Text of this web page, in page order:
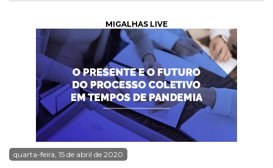
MIGALHAS LIVE
quarta-feira, 15 de abril de 2020